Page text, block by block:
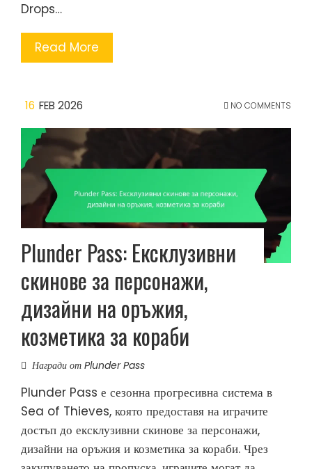
Drops…
Read More
16 FEB 2026 NO COMMENTS
Plunder Pass: Ексклузивни
скинове за персонажи,
дизайни на оръжия,
козметика за кораби
Награди от Plunder Pass
Plunder Pass е сезонна прогресивна система в
Sea of Thieves, която предоставя на играчите
достъп до ексклузивни скинове за персонажи,
дизайни на оръжия и козметика за кораби. Чрез